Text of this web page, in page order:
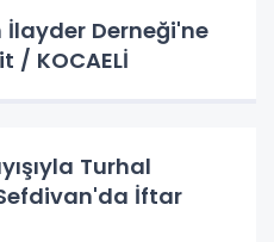
İlayder Derneği'ne
/ KOCAELİ
Turhal
İftar